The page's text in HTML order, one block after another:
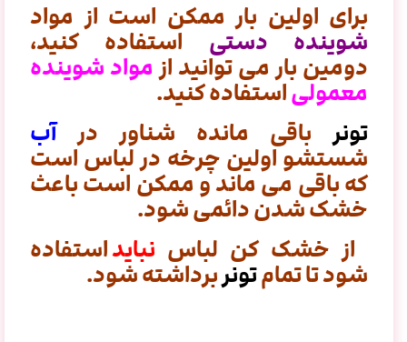
برای اولین بار ممکن است از مواد
شوینده دستیاستفاده کنید،
دومین بار می توانید ازمواد شوینده
معمولیاستفاده کنید.
تونرباقی مانده شناور در آب
شستشو اولین چرخه در لباس است
که باقی می ماند و ممکن است باعث
خشک شدن دائمی شود.
از خشک کن لباس نبایداستفاده
شود تا تمامتونربرداشته شود.